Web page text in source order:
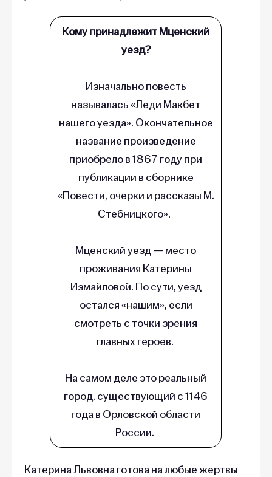
Кому принадлежит Мценский
уезд?
Изначально повесть
называлась «Леди Макбет
нашего уезда». Окончательное
название произведение
приобрело в 1867 году при
публикации в сборнике
«Повести, очерки и рассказы М.
Стебницкого».
Мценский уезд — место
проживания Катерины
Измайловой. По сути, уезд
остался «нашим», если
смотреть с точки зрения
главных героев.
На самом деле это реальный
город, существующий с 1146
года в Орловской области
России.
Катерина Львовна готова на любые жертвы